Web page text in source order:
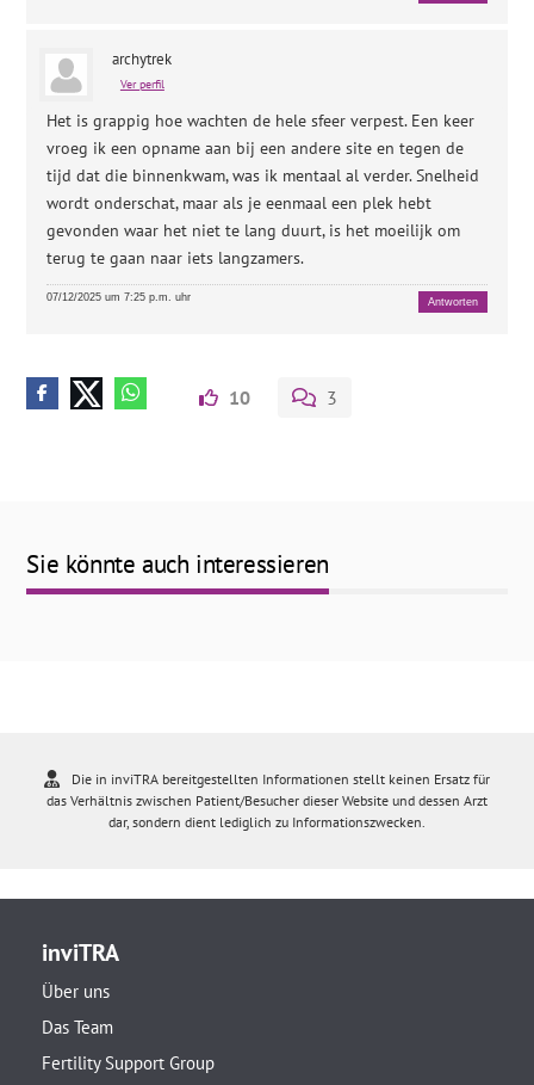
archytrek
Ver perfil
Het is grappig hoe wachten de hele sfeer verpest. Een keer
vroeg ik een opname aan bij een andere site en tegen de
tijd dat die binnenkwam, was ik mentaal al verder. Snelheid
wordt onderschat, maar als je eenmaal een plek hebt
gevonden waar het niet te lang duurt, is het moeilijk om
terug te gaan naar iets langzamers.
07/12/2025 um 7:25 p.m. uhr Antworten
10 3
Sie könnte auch interessieren
Die in inviTRA bereitgestellten Informationen stellt keinen Ersatz für
das Verhältnis zwischen Patient/Besucher dieser Website und dessen Arzt
dar, sondern dient lediglich zu Informationszwecken.
inviTRA
Über uns
Das Team
Fertility Support Group